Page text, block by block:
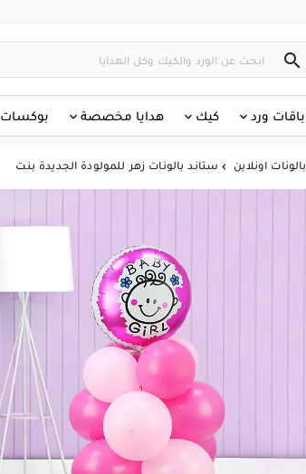

باقات ورد كيك هدايا مخصصة بوكسات
بالونات اونلاين  ستاند بالونات زهر للمولودة الجديدة بنت